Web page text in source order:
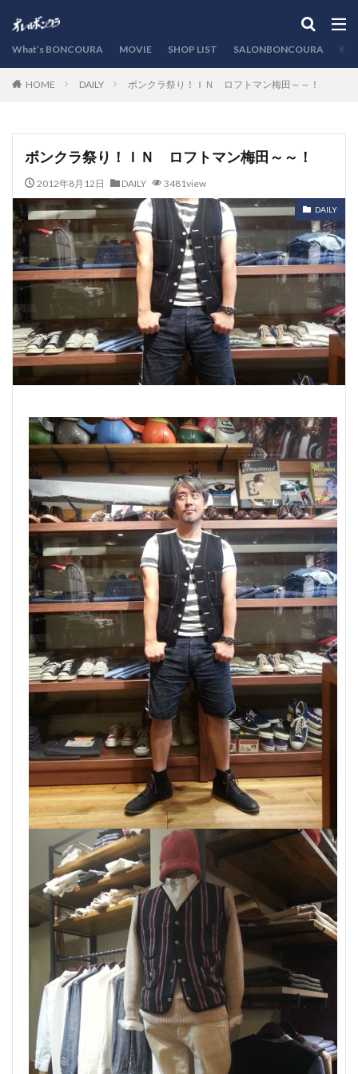
What’s BONCOURA MOVIE SHOP LIST SALONBONCOURA
HOME DAILY ボンクラ祭り！ＩＮ ロフトマン梅田～～！
ボンクラ祭り！ＩＮ ロフトマン梅田～～！
2012年8月12日 DAILY 3481view
DAILY
カテゴリー
検索